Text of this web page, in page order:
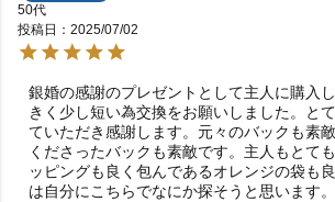
50代
投稿日
2025/07/02
銀婚の感謝のプレゼントとして主人に購入
きく少し短い為交換をお願いしました。と
ていただき感謝します。元々のバックも素
くださったバックも素敵です。主人もとて
ッピングも良く包んであるオレンジの袋も
は自分にこちらでなにか探そうと思います。